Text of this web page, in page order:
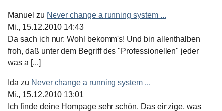
Manuel zu Never change a running system ...
Mi., 15.12.2010 14:43
Da sach ich nur: Wohl bekomm's! Und bin allenthalben
froh, daß unter dem Begriff des "Professionellen" jeder
was a [...]
Ida zu Never change a running system ...
Mi., 15.12.2010 13:01
Ich finde deine Hompage sehr schön. Das einzige, was